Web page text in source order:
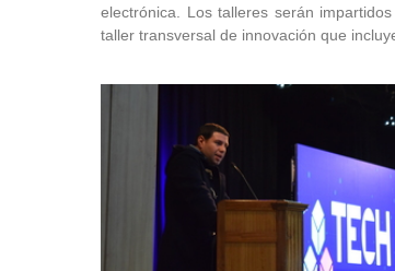
electrónica. Los talleres serán
taller transversal de innovación que